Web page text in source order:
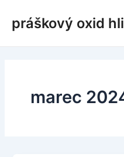
obsah
práškový oxid
marec